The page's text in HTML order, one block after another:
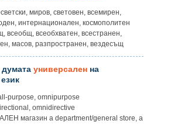
миров, световен, всемирен,
интернационален, космополитен
всеобщ, всеобхватен, всестранен,
масов, разпространен, вездесъщ
универсален на
purpose, omnipurpose
omnidirective
магазин a department/general store, a